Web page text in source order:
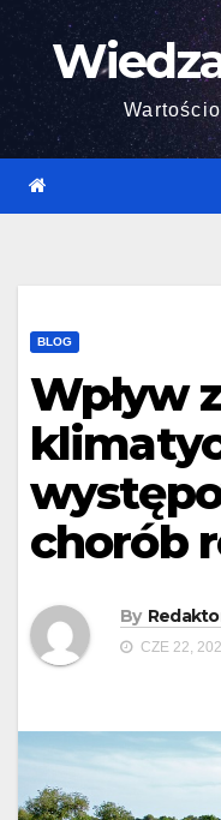
Skip
content
BLOG
Wpływ
chorób
By
CZE 22,